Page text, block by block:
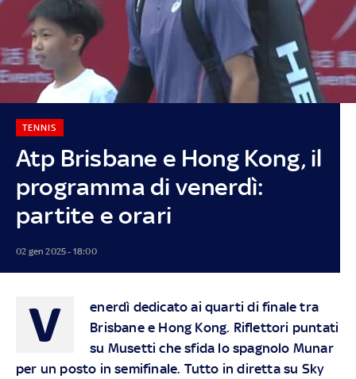
Atp Brisbane e Hong Kong, il
programma di venerdì:
partite e orari
TENNIS
02 gen 2025 - 18:00
V
enerdì dedicato ai quarti di finale tra
Brisbane e Hong Kong. Riflettori puntati
su Musetti che sfida lo spagnolo Munar
per un posto in semifinale. Tutto in diretta su Sky